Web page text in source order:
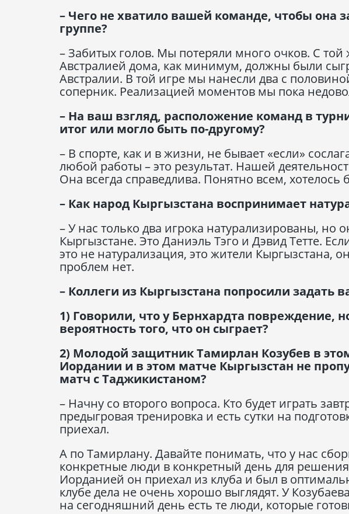
– Чего не хватило вашей команде, чтобы она
группе?
– Забитых голов. Мы потеряли много очков. С
Австралией дома, как минимум, должны были
Австралии. В той игре мы нанесли два с
соперник. Реализацией моментов мы пока
– На ваш взгляд, расположение команд в
итог или могло быть по-другому?
– В спорте, как и в жизни, не бывает «если»
любой работы – это результат. Нашей
Она всегда справедлива. Понятно всем, хотелось
– Как народ Кыргызстана воспринимает
– У нас только два игрока натурализированы, но
Кыргызстане. Это Даниэль Тэго и Дэвид Тетте.
это не натурализация, это жители Кыргызстана,
проблем нет.
– Коллеги из Кыргызстана попросили задать
1) Говорили, что у Бернхардта повреждение,
вероятность того, что он сыграет?
2) Молодой защитник Тамирлан Козубев в
Иордании и в этом матче Кыргызстан не
матч с Таджикистаном?
– Начну со второго вопроса. Кто будет играть
предыгровая тренировка и есть сутки на
приехал.
А по Тамирлану. Давайте понимать, что у нас
конкретные люди в конкретный день для
Иорданией он приехал из клуба и был в
клубе дела не очень хорошо выглядят. У
на сегодняшний день есть те люди, которые